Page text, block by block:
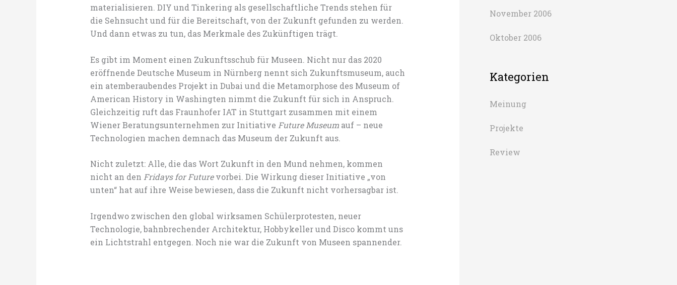
materialisieren. DIY und Tinkering als gesellschaftliche Trends stehen für
die Sehnsucht und für die Bereitschaft, von der Zukunft gefunden zu werden.
Und dann etwas zu tun, das Merkmale des Zukünftigen trägt.
Es gibt im Moment einen Zukunftsschub für Museen. Nicht nur das 2020
eröffnende Deutsche Museum in Nürnberg nennt sich Zukunftsmuseum, auch
ein atemberaubendes Projekt in Dubai und die Metamorphose des Museum of
American History in Washingten nimmt die Zukunft für sich in Anspruch.
Gleichzeitig ruft das Fraunhofer IAT in Stuttgart zusammen mit einem
Wiener Beratungsunternehmen zur Initiative Future Museumauf – neue
Technologien machen demnach das Museum der Zukunft aus.
Nicht zuletzt: Alle, die das Wort Zukunft in den Mund nehmen, kommen
nicht an den Fridays for Futurevorbei. Die Wirkung dieser Initiative „von
unten“ hat auf ihre Weise bewiesen, dass die Zukunft nicht vorhersagbar ist.
Irgendwo zwischen den global wirksamen Schülerprotesten, neuer
Technologie, bahnbrechender Architektur, Hobbykeller und Disco kommt uns
ein Lichtstrahl entgegen. Noch nie war die Zukunft von Museen spannender.
November 2006
Oktober 2006
Kategorien
Meinung
Projekte
Review